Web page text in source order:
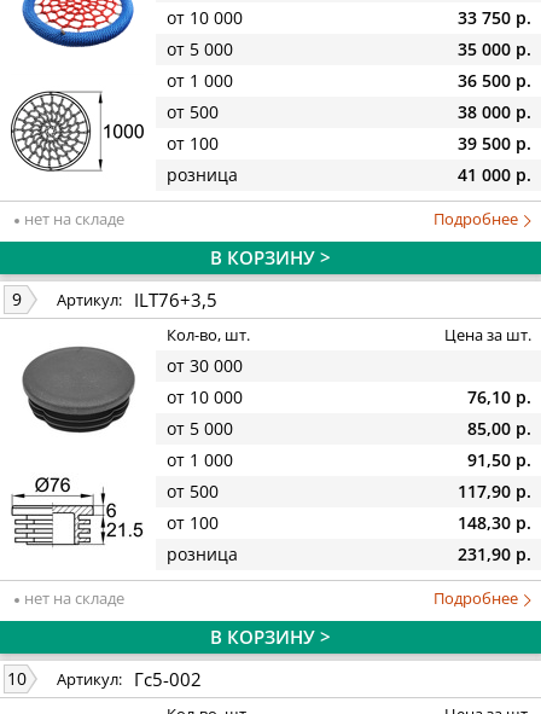
от 10 000
33 750 р.
от 5 000
35 000 р.
от 1 000
36 500 р.
от 500
38 000 р.
от 100
39 500 р.
розница
41 000 р.
нет на складе Подробнее
В КОРЗИНУ >
9 Артикул: ILT76+3,5
Кол-во, шт. Цена за шт.
от 30 000
от 10 000
76,10 р.
от 5 000
85,00 р.
от 1 000
91,50 р.
от 500
117,90 р.
от 100
148,30 р.
розница
231,90 р.
нет на складе Подробнее
В КОРЗИНУ >
10 Артикул: Гс5-002